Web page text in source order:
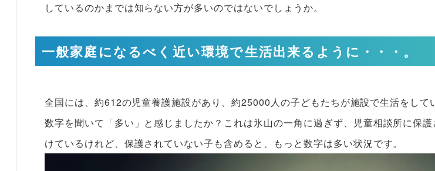
しているのかまでは知らない方が多いのではないでしょうか。
一般家庭になるべく近い環境で生活出来るように・・・。
全国には、約612の児童養護施設があり、約25000人の子どもたちが施設で生活をして
数字を聞いて「多い」と感じましたか？これは氷山の一角に過ぎず、児童相談所に保
けているけれど、保護されていない子も含めると、もっと数字は多い状況です。